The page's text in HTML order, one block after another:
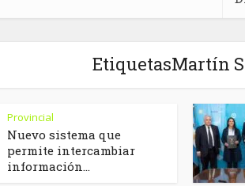
EtiquetasMartín
Provincial
Nuevo sistema que
permite intercambiar
información...